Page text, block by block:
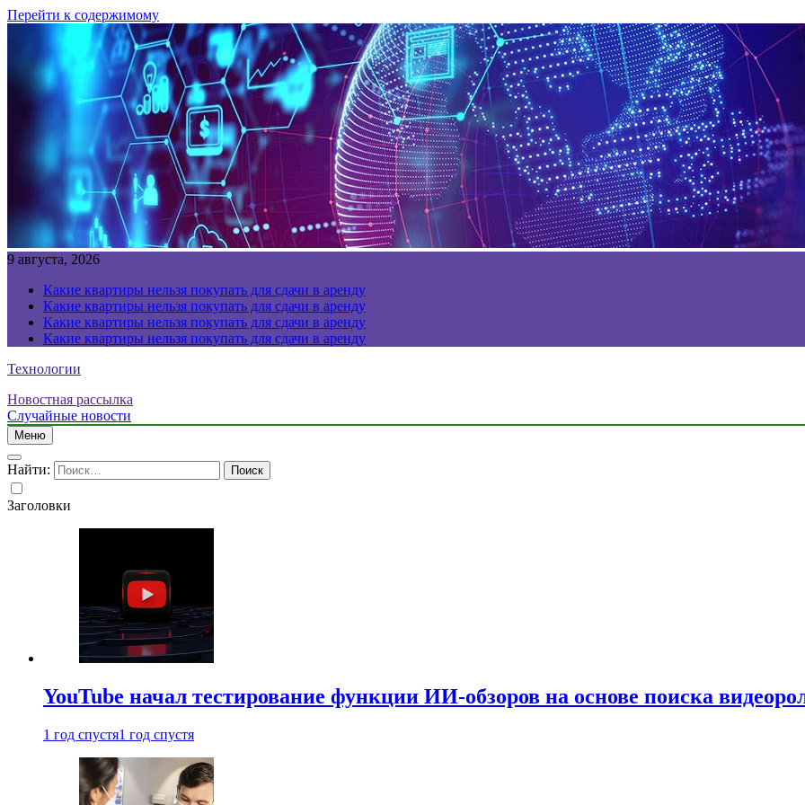
Перейти к содержимому
9 августа, 2026
Какие квартиры нельзя покупать для сдачи в аренду
Какие квартиры нельзя покупать для сдачи в аренду
Какие квартиры нельзя покупать для сдачи в аренду
Какие квартиры нельзя покупать для сдачи в аренду
Технологии
Новостная рассылка
Случайные новости
Меню
Найти:
Заголовки
YouTube начал тестирование функции ИИ-обзоров на основе поиска
1 год спустя1 год спустя